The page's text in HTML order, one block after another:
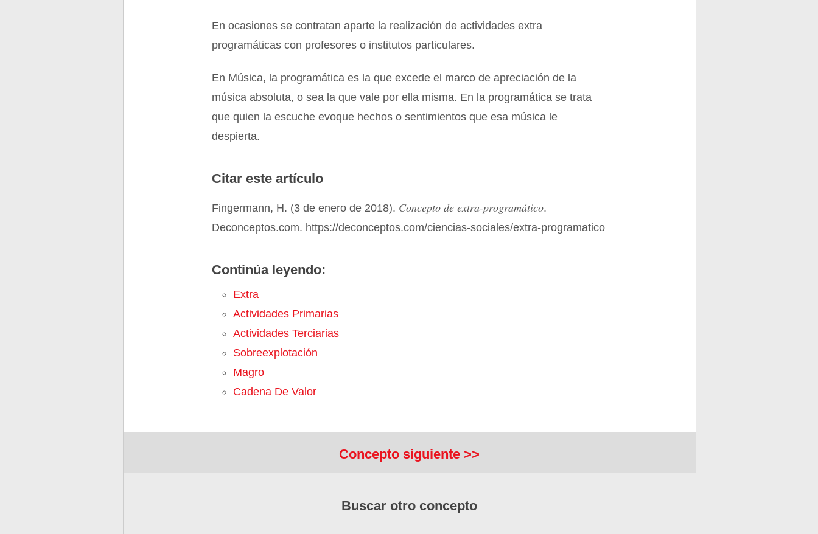
En ocasiones se contratan aparte la realización de actividades extra
programáticas con profesores o institutos particulares.
En Música, la programática es la que excede el marco de apreciación de la
música absoluta, o sea la que vale por ella misma. En la programática se trata
que quien la escuche evoque hechos o sentimientos que esa música le
despierta.
Citar este artículo
Fingermann, H. (3 de enero de 2018). Concepto de extra-programático.
Deconceptos.com. https://deconceptos.com/ciencias-sociales/extra-programatico
Continúa leyendo:
Extra
Actividades Primarias
Actividades Terciarias
Sobreexplotación
Magro
Cadena De Valor
Concepto siguiente >>
Buscar otro concepto